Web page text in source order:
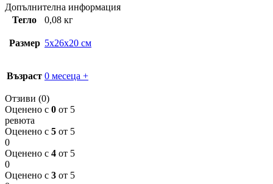
Допълнителна информация
Тегло
0,08 кг
Размер 5x26x20 см
Възраст 0 месеца +
Отзиви (0)
Оценено с 0 от 5
ревюта
Оценено с 5 от 5
0
Оценено с 4 от 5
0
Оценено с 3 от 5